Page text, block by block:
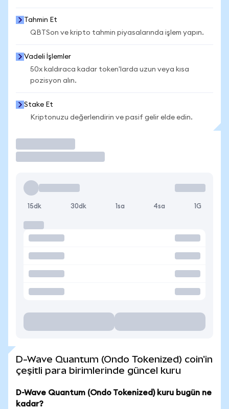
Tahmin Et
QBTSon ve kripto tahmin piyasalarında işlem yapın.
Vadeli İşlemler
50x kaldıraca kadar token'larda uzun veya kısa
pozisyon alın.
Stake Et
Kriptonuzu değerlendirin ve pasif gelir elde edin.
15dk 30dk 1sa 4sa 1G
D-Wave Quantum (Ondo Tokenized) coin'in
çeşitli para birimlerinde güncel kuru
D-Wave Quantum (Ondo Tokenized) kuru bugün ne
kadar?